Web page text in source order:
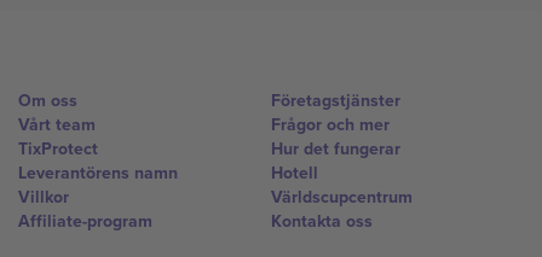
Om oss
Vårt team
TixProtect
Leverantörens namn
Villkor
Affiliate-program
Företagstjänster
Frågor och mer
Hur det fungerar
Hotell
Världscupcentrum
Kontakta oss